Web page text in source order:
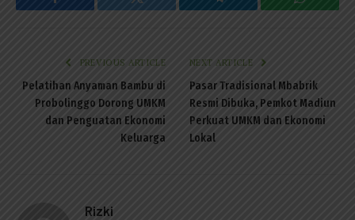
Facebook Twitter Telegram
PREVIOUS ARTICLE
Pelatihan Anyaman Bambu di
Probolinggo Dorong UMKM
dan Penguatan Ekonomi
Keluarga
NEXT ARTICLE
Pasar Tradisional Mbabrik
Resmi Dibuka, Pemkot Madiun
Perkuat UMKM dan Ekonomi
Lokal
Rizki